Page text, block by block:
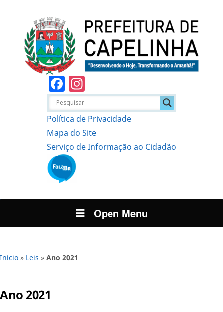
Facebook
Política de Privacidade
Mapa do Site
Serviço de Informação ao Cidadão
Open Menu
Início » Leis » Ano 2021
Ano 2021